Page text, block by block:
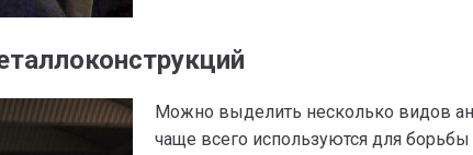
Можно выделить несколько видов
чаще всего используются для борьбы